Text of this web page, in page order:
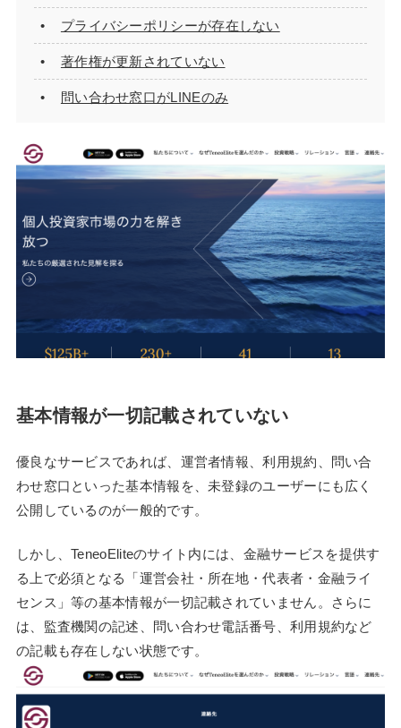
プライバシーポリシーが存在しない
著作権が更新されていない
問い合わせ窓口がLINEのみ
基本情報が一切記載されていない
優良なサービスであれば、運営者情報、利用規約、問い合
わせ窓口といった基本情報を、未登録のユーザーにも広く
公開しているのが一般的です。
しかし、TeneoEliteのサイト内には、金融サービスを提供す
る上で必須となる「運営会社・所在地・代表者・金融ライ
センス」等の基本情報が一切記載されていません。さらに
は、監査機関の記述、問い合わせ電話番号、利用規約など
の記載も存在しない状態です。